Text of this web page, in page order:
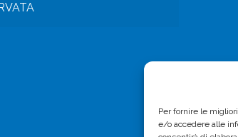
Per fornire le
e/o accedere alle